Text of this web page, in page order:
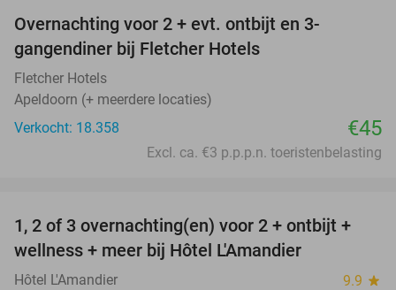
Overnachting voor 2 + evt. ontbijt en 3-
gangendiner bij Fletcher Hotels
Fletcher Hotels
Apeldoorn (+ meerdere locaties)
Verkocht: 18.358
€45
Excl. ca. €3 p.p.p.n. toeristenbelasting
32%
TODAY
1, 2 of 3 overnachting(en) voor 2 + ontbijt +
wellness + meer bij Hôtel L'Amandier
Hôtel L'Amandier 9.9 star